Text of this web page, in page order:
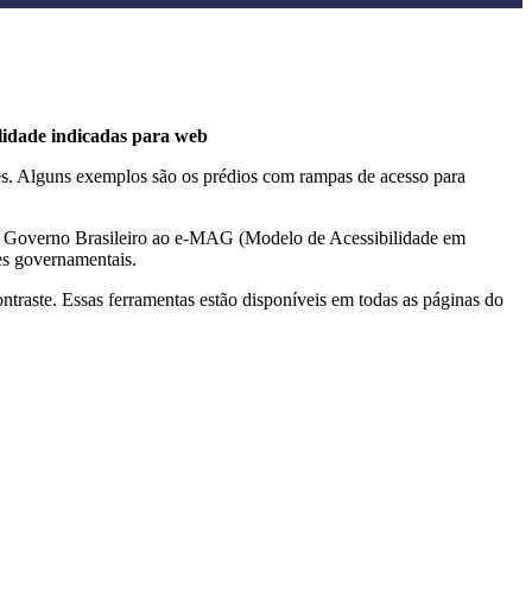
indicadas para web
exemplos são os prédios com rampas de acesso para
Brasileiro ao e-MAG (Modelo de Acessibilidade em
governamentais.
Essas ferramentas estão disponíveis em todas as páginas do